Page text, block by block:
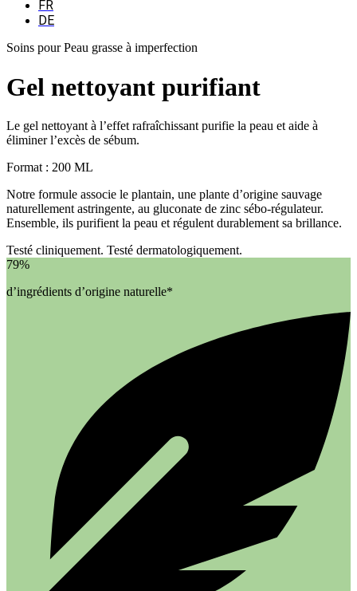
FR
DE
Soins pour Peau grasse à imperfection
Gel nettoyant purifiant
Le gel nettoyant à l’effet rafraîchissant purifie la peau et aide à
éliminer l’excès de sébum.
Format : 200 ML
Notre formule associe le plantain, une plante d’origine sauvage
naturellement astringente, au gluconate de zinc sébo-régulateur.
Ensemble, ils purifient la peau et régulent durablement sa brillance.
Testé cliniquement. Testé dermatologiquement.
79%
d’ingrédients d’origine naturelle*